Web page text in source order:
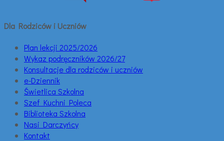
Dla Rodziców i Uczniów
Plan lekcji 2025/2026
Wykaz podręczników 2026/27
Konsultacje dla rodziców i uczniów
e-Dziennik
Świetlica Szkolna
Szef Kuchni Poleca
Biblioteka Szkolna
Nasi Darczyńcy
Kontakt